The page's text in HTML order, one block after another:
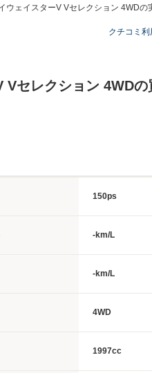
ウェイスターV Vセレクション 4WDの
クチコミ
セレクション 4WDの
150ps
-km/L
-km/L
4WD
1997cc